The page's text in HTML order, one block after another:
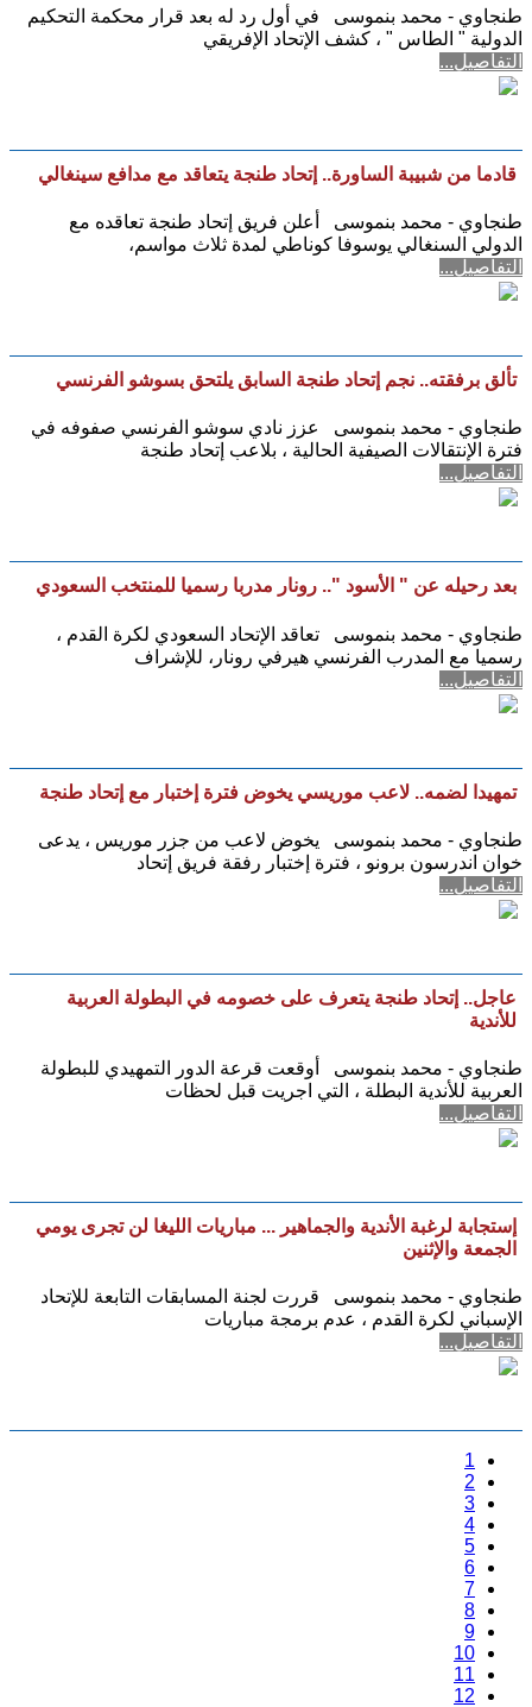
طنجاوي - محمد بنموسى في أول رد له بعد قرار محكمة التحكيم
الدولية " الطاس " ، كشف الإتحاد الإفريقي
التفاصيل...
قادما من شبيبة الساورة.. إتحاد طنجة يتعاقد مع مدافع سينغالي
طنجاوي - محمد بنموسى أعلن فريق إتحاد طنجة تعاقده مع
الدولي السنغالي يوسوفا كوناطي لمدة ثلاث مواسم،
التفاصيل...
تألق برفقته.. نجم إتحاد طنجة السابق يلتحق بسوشو الفرنسي
طنجاوي - محمد بنموسى عزز نادي سوشو الفرنسي صفوفه في
فترة الإنتقالات الصيفية الحالية ، بلاعب إتحاد طنجة
التفاصيل...
بعد رحيله عن " الأسود ".. رونار مدربا رسميا للمنتخب السعودي
طنجاوي - محمد بنموسى تعاقد الإتحاد السعودي لكرة القدم ،
رسميا مع المدرب الفرنسي هيرفي رونار، للإشراف
التفاصيل...
تمهيدا لضمه.. لاعب موريسي يخوض فترة إختبار مع إتحاد طنجة
طنجاوي - محمد بنموسى يخوض لاعب من جزر موريس ، يدعى
خوان اندرسون برونو ، فترة إختبار رفقة فريق إتحاد
التفاصيل...
عاجل.. إتحاد طنجة يتعرف على خصومه في البطولة العربية
للأندية
طنجاوي - محمد بنموسى أوقعت قرعة الدور التمهيدي للبطولة
العربية للأندية البطلة ، التي اجريت قبل لحظات
التفاصيل...
إستجابة لرغبة الأندية والجماهير ... مباريات الليغا لن تجرى يومي
الجمعة والإثنين
طنجاوي - محمد بنموسى قررت لجنة المسابقات التابعة للإتحاد
الإسباني لكرة القدم ، عدم برمجة مباريات
التفاصيل...
1
2
3
4
5
6
7
8
9
10
11
12